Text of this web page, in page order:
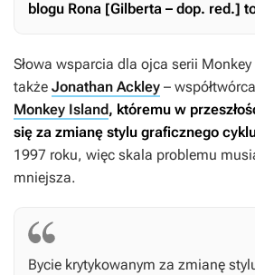
blogu Rona [Gilberta – dop. red.]
Słowa wsparcia dla ojca serii
także Jonathan Ackley – współtwórca
Monkey Island, któremu w
się za zmianę stylu graficznego
1997 roku, więc skala problemu
mniejsza.
Bycie krytykowanym za zmianę